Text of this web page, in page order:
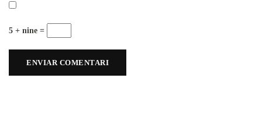
5 + nine =